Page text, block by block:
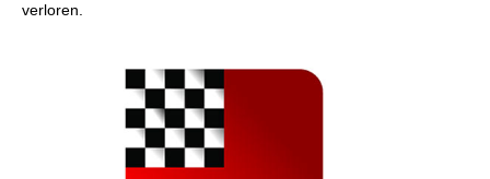
verloren.